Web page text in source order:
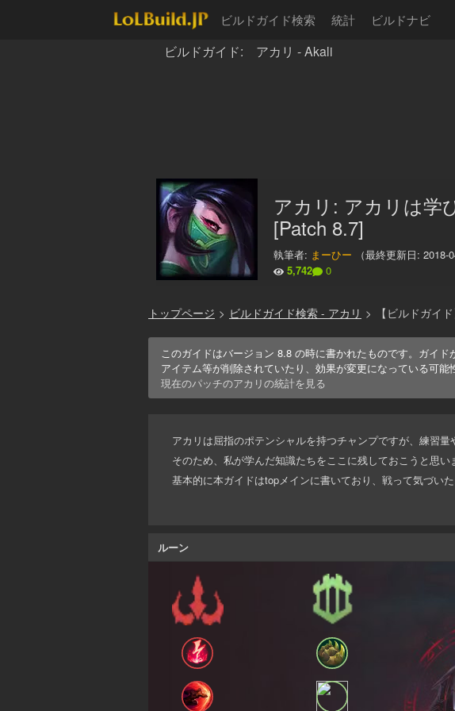
ビルドガイド検索 統計 ビルドナビ
ビルドガイド: アカリ - Akali
アカリ: アカリは
[Patch 8.7]
執筆者: まーひー （最終更新日: 2018-
5,742
0
トップページ > ビルドガイド検索 - アカリ > 【ビルドガイ
このガイドはバージョン8.8 の時に書かれたものです。ガイド
アイテム等が削除されていたり、効果が変更になっている可能
現在のパッチのアカリの統計を見る
アカリは屈指のポテンシャルを持つチャンプですが、練習量
そのため、私が学んだ知識たちをここに残しておこうと思い
基本的に本ガイドはtopメインに書いており、戦って気づい
ルーン